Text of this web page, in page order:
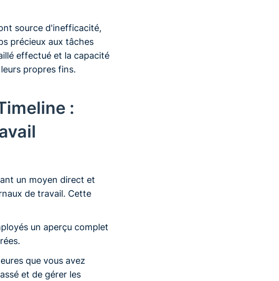
source d'inefficacité,
précieux aux tâches
effectué et la capacité
propres fins.
:
un moyen direct et
de travail. Cette
un aperçu complet
que vous avez
et de gérer les